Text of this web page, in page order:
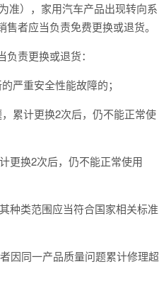
准），家用汽车产品出现转向系
者应当负责免费更换或退货。
责更换或退货：
严重安全性能故障的；
累计更换2次后，仍不能正常使
更换2次后，仍不能正常使用
种类范围应当符合国家相关标准
因同一产品质量问题累计修理超